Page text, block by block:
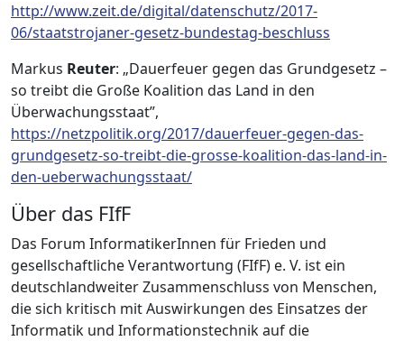
http://www.zeit.de/digital/datenschutz/2017-
06/staatstrojaner-gesetz-bundestag-beschluss
Markus Reuter: „Dauerfeuer gegen das Grundgesetz –
so treibt die Große Koalition das Land in den
Überwachungsstaat”,
https://netzpolitik.org/2017/dauerfeuer-gegen-das-
grundgesetz-so-treibt-die-grosse-koalition-das-land-in-
den-ueberwachungsstaat/
Über das FIfF
Das Forum InformatikerInnen für Frieden und
gesellschaftliche Verantwortung (FIfF) e. V. ist ein
deutschlandweiter Zusammenschluss von Menschen,
die sich kritisch mit Auswirkungen des Einsatzes der
Informatik und Informationstechnik auf die